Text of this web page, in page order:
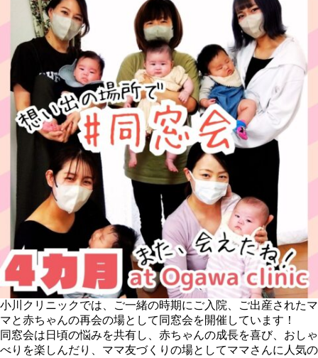
小川クリニックでは、ご一緒の時期にご入院、ご出産されたマ
マと赤ちゃんの再会の場として同窓会を開催しています！
同窓会は日頃の悩みを共有し、赤ちゃんの成長を喜び、おしゃ
べりを楽しんだり、ママ友づくりの場としてママさんに人気の